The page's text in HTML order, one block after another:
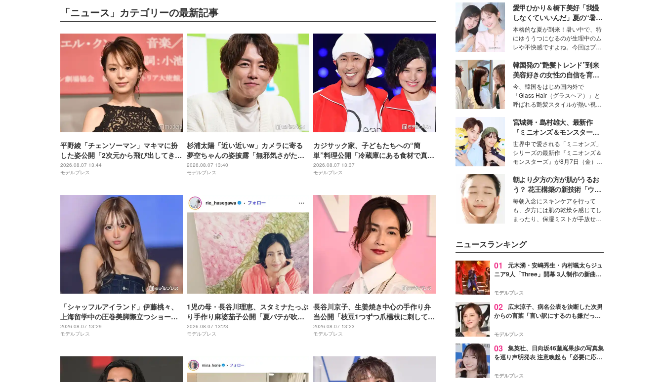
「ニュース」カテゴリーの最新記事
平野綾「チェンソーマン」マキマに扮
した姿公開「2次元から飛び出してきた
みたい」「美しさに思わず目を奪われ
た」と反響
2026.08.07 13:44
モデルプレス
杉浦太陽「近い近いw」カメラに寄る
夢空ちゃんの姿披露「無邪気さがたま
らない」「全てが愛おしい」の声
2026.08.07 13:40
モデルプレス
カジサック家、子どもたちへの“簡
単”料理公開「冷蔵庫にある食材で真似
できそう」「大人も喜びそうなメニュ
ー」の声
2026.08.07 13:37
モデルプレス
「シャッフルアイランド」伊藤桃々、
上海留学中の圧巻美脚際立つショーパ
ン姿に反響「身体の半分以上脚」「レ
ベチのスタイル」
2026.08.07 13:29
モデルプレス
1児の母・長谷川理恵、スタミナたっぷ
り手作り麻婆茄子公開「夏バテが吹っ
飛びそう」「食欲そそられる色」の声
2026.08.07 13:23
モデルプレス
長谷川京子、生姜焼き中心の手作り弁
当公開「枝豆1つずつ爪楊枝に刺してる
のマメ」「彩り綺麗」と反響
2026.08.07 13:23
モデルプレス
取締役兼クリエイティブディレク
ター・茅野しのぶ。一人ひとりの
個性に寄り添い、魅力を引き出す
衣装作りは、多くの女性たちに勇
気と自信を与え続けている。
愛甲ひかり＆橋下美好「我慢
しなくていいんだ」夏の“暑さ
対策”の新しい選択肢とは？
本格的な夏が到来！暑い中で、特
にゆううつになるのが生理中のム
レや不快感ですよね。今回はプラ
モデル・愛甲ひかりさんと橋下美
好さんを迎えて本音で女子会トー
ク。猛暑のお出かけを快適に過ご
すヒントや、2人が感動した夏の
生理の新常識にも迫りました。
韓国発の“艶髪トレンド”到来
美容好きの女性の自信を育む
「ヘアケア事情」って？
今、韓国をはじめ国内外で
「Glass Hair（グラスヘア）」と
呼ばれる艶髪スタイルが熱い視線
ションの完成度を高めるベースと
して、“髪そのものの美しさ”に改
めて注目する人が増えている様
子。今回は、そんな憧れの艶やか
な髪を日常で叶える、美容好きの
女性たちのヘアケア事情を紹介し
ます。
宮城舞・島村雄大、最新作
『ミニオンズ＆モンスター
ズ』の魅力熱弁 ハチャメチャ
だけじゃない“友情と絆”に感
動
世界中で愛される「ミニオンズ」
シリーズの最新作『ミニオンズ＆
モンスターズ』が8月7日（金）に
ニオン好き”という共通点を持つモ
デルの宮城舞と島村雄大の特別対
談をお届け！それぞれの視点か
ら、今作ならではの魅力や予想外
の感動をもたらす奥深いストーリ
ーについて熱く語り合ってもらっ
朝より夕方の方が肌がうるお
う？ 花王構築の新技術「ウォ
ーターキャプチャリングスキ
ン（捕水肌）」がスキンケア
の常識を変える予感
毎朝入念にスキンケアを行って
も、夕方には肌の乾燥を感じてし
まったり、保湿ミストが手放せな
性を秘めた、革新的な「Water
Capturing Skin（ウォーターキャ
プチャリングスキン：捕水肌）」
技術を、花王が構築した。
ニュースランキング
01
元木湧・安嶋秀生・内村颯太らジュ
ニア9人「Three」開幕 3人制作の新曲＆
進んで夢を掴みたい」【ゲネプロレポ】
モデルプレス
02
広末涼子、病名公表を決断した次男
からの言葉「言い訳にするのも嫌だっ
モデルプレス
03 集英社、日向坂46藤嶌果歩の写真集
を巡り声明発表 注意喚起も「必要に応じ
モデルプレス